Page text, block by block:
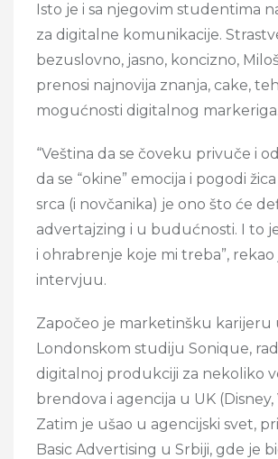
Isto je i sa njegovim studentima
za digitalne komunikacije.
bezuslovno, jasno, koncizno,
prenosi najnovija znanja, cake,
mogućnosti digitalnog markeriga.
“Veština da se čoveku privuče i
da se “okine” emocija i pogodi
srca (i novčanika) je ono što će
advertajzing i u budućnosti. I to
i ohrabrenje koje mi treba”,
intervjuu.
Započeo je marketinšku karijeru
Londonskom studiju Sonique,
digitalnoj produkciji za nekoliko
brendova i agencija u UK (Disney,
Zatim je ušao u agencijski svet,
Basic Advertising u Srbiji, gde je